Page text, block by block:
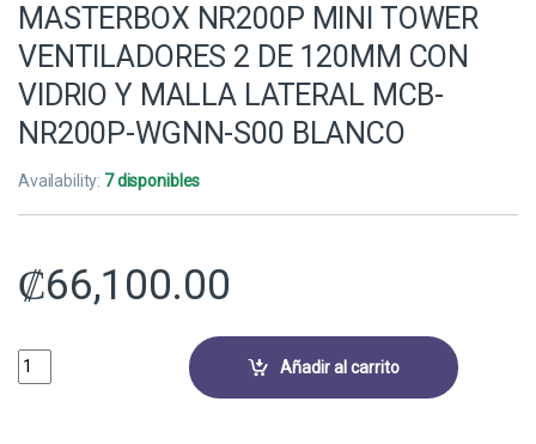
MASTERBOX NR200P MINI TOWER
VENTILADORES 2 DE 120MM CON
VIDRIO Y MALLA LATERAL MCB-
NR200P-WGNN-S00 BLANCO
Availability: 7 disponibles
₡66,100.00
CASE RGB COOLER MASTER MASTERBOX NR200P MINI TOWER
Añadir al carrito